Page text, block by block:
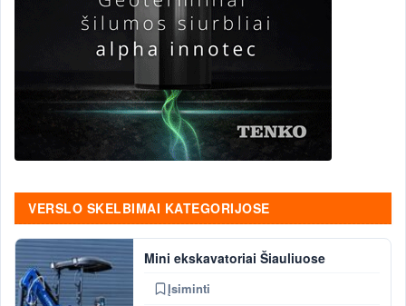
VERSLO SKELBIMAI KATEGORIJOSE
Mini ekskavatoriai Šiauliuose
Įsiminti